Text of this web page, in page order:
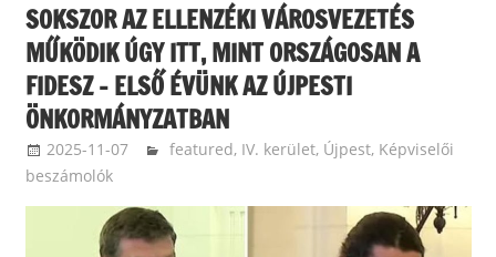
SOKSZOR AZ ELLENZÉKI VÁROSVEZETÉS
MŰKÖDIK ÚGY ITT, MINT ORSZÁGOSAN A
FIDESZ – ELSŐ ÉVÜNK AZ ÚJPESTI
ÖNKORMÁNYZATBAN
2025-11-07 langdavid
featured, IV. kerület, Újpest, Képviselői
beszámolók